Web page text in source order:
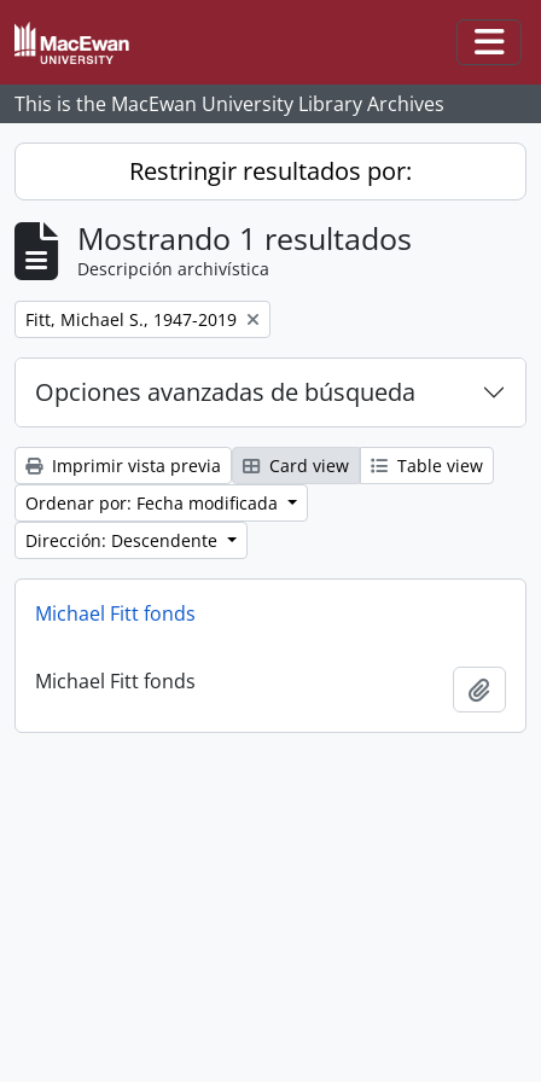
Skip to main content
This is the MacEwan University Library Archives
Restringir resultados por:
Mostrando 1 resultados
Descripción archivística
Remove filter:
Fitt, Michael S., 1947-2019
Opciones avanzadas de búsqueda
Imprimir vista previa Card view
Table view
Ordenar por: Fecha modificada
Dirección: Descendente
Michael Fitt fonds
Michael Fitt fonds